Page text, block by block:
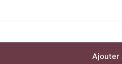
Ajouter